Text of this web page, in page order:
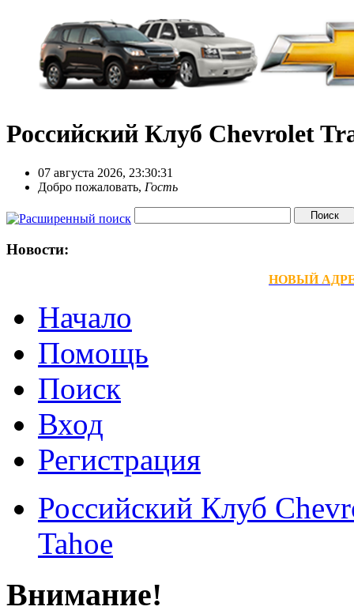
Российский Клуб Chevrolet
07 августа 2026, 23:30:31
Добро пожаловать, Гость
Новости:
НОВЫЙ АДРЕС
Начало
Помощь
Поиск
Вход
Регистрация
Российский Клуб
Tahoe
Внимание!